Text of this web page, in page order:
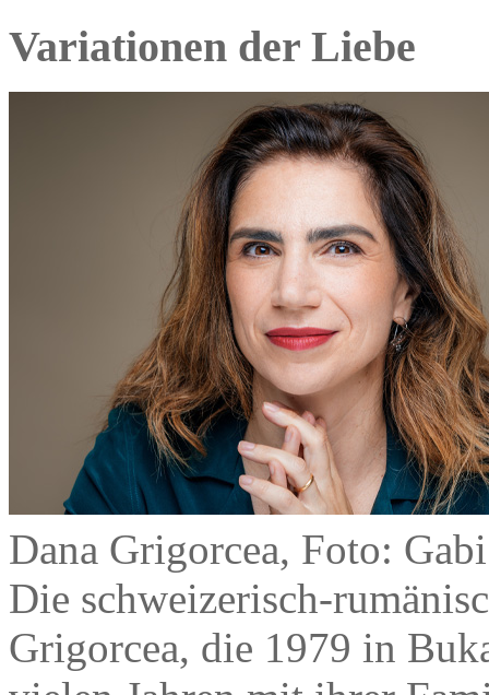
Variationen der Liebe
Dana Grigorcea, Foto:
Die schweizerisch-
Grigorcea, die 1979 in